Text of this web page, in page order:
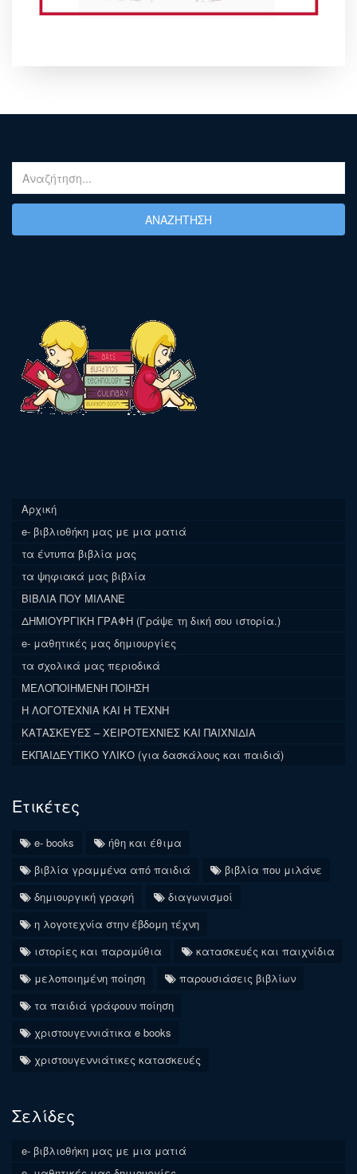
ΑΝΑΖΉΤΗΣΗ
Αρχική
e- βιβλιοθήκη μας με μια ματιά
τα έντυπα βιβλία μας
τα ψηφιακά μας βιβλία
ΒΙΒΛΙΑ ΠΟΥ ΜΙΛΑΝΕ
ΔΗΜΙΟΥΡΓΙΚΗ ΓΡΑΦΗ (Γράψε τη δική σου ιστορία.)
e- μαθητικές μας δημιουργίες
τα σχολικά μας περιοδικά
ΜΕΛΟΠΟΙΗΜΕΝΗ ΠΟΙΗΣΗ
Η ΛΟΓΟΤΕΧΝΙΑ ΚΑΙ Η ΤΕΧΝΗ
ΚΑΤΑΣΚΕΥΕΣ – ΧΕΙΡΟΤΕΧΝΙΕΣ ΚΑΙ ΠΑΙΧΝΙΔΙΑ
ΕΚΠΑΙΔΕΥΤΙΚΟ ΥΛΙΚΟ (για δασκάλους και παιδιά)
Ετικέτες
e- books
ήθη και έθιμα
βιβλία γραμμένα από παιδιά
βιβλία που μιλάνε
δημιουργική γραφή
διαγωνισμοί
η λογοτεχνία στην έβδομη τέχνη
ιστορίες και παραμύθια
κατασκευές και παιχνίδια
μελοποιημένη ποίηση
παρουσιάσεις βιβλίων
τα παιδιά γράφουν ποίηση
χριστουγεννιάτικα e books
χριστουγεννιάτικες κατασκευές
Σελίδες
e- βιβλιοθήκη μας με μια ματιά